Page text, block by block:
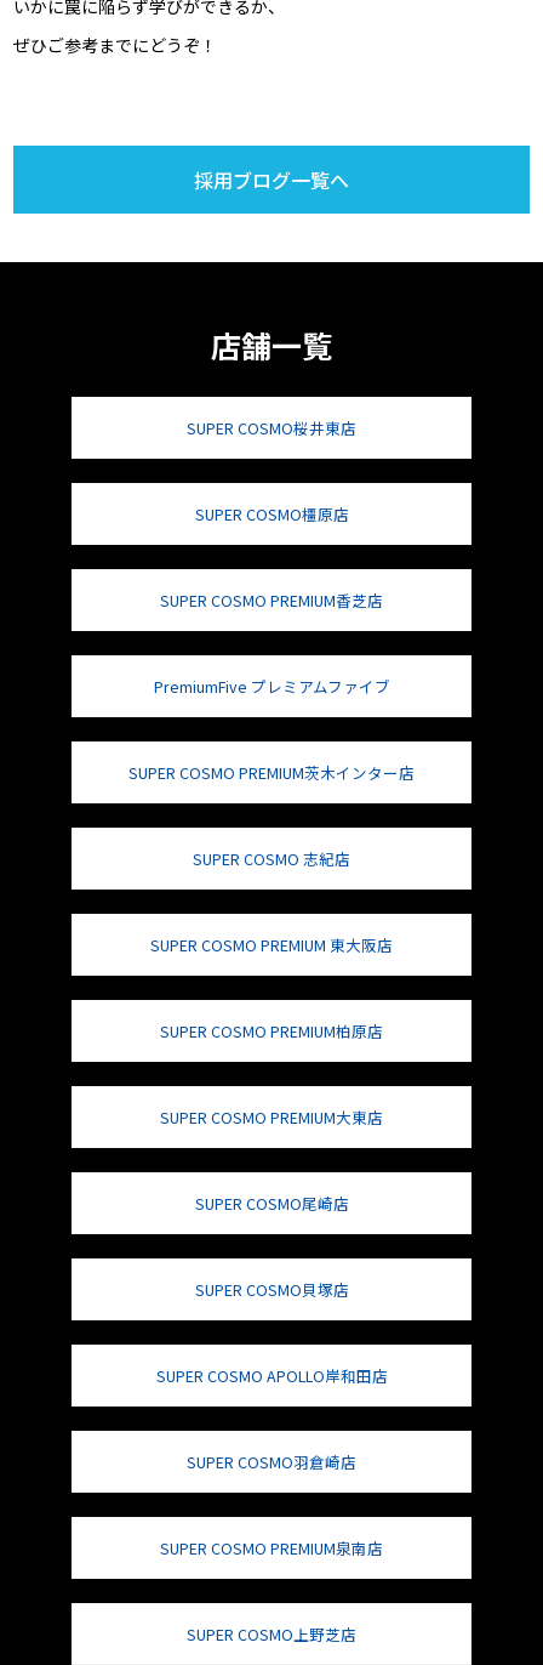
いかに罠に陥らず学びができるか、
ぜひご参考までにどうぞ！
採用ブログ一覧へ
店舗一覧
SUPER COSMO桜井東店
SUPER COSMO橿原店
SUPER COSMO PREMIUM香芝店
PremiumFive プレミアムファイブ
SUPER COSMO PREMIUM茨木インター店
SUPER COSMO 志紀店
SUPER COSMO PREMIUM 東大阪店
SUPER COSMO PREMIUM柏原店
SUPER COSMO PREMIUM大東店
SUPER COSMO尾崎店
SUPER COSMO貝塚店
SUPER COSMO APOLLO岸和田店
SUPER COSMO羽倉崎店
SUPER COSMO PREMIUM泉南店
SUPER COSMO上野芝店